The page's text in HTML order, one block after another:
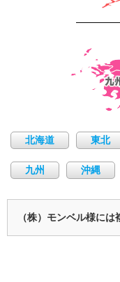
北海道 東北
九州 沖縄
（株）モンベル様に